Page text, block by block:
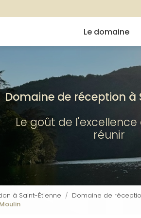
Le domaine
Domaine de réception à
Le goût de
réunir
à Saint-Étienne
Domaine de